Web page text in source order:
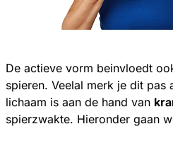
De actieve vorm beinvloedt
spieren. Veelal merk je dit pas
lichaam is aan de hand van
spierzwakte. Hieronder gaan